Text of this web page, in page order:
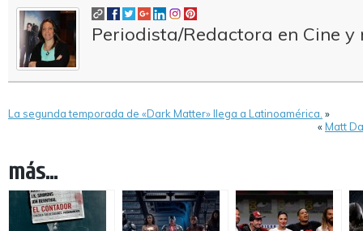
Periodista/Redactora en Cine y
La segunda temporada de «Dark Matter» llega a Latinoamérica. »
«Matt
más...